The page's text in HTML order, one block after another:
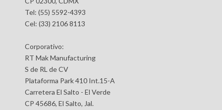
Tel: (55) 5592-4393
Cel: (33) 2106 8113
Corporativo:
RT Mak Manufacturing
S de RL de CV
Plataforma Park 410 Int.15-A
Carretera El Salto - El Verde
CP 45686, El Salto, Jal.